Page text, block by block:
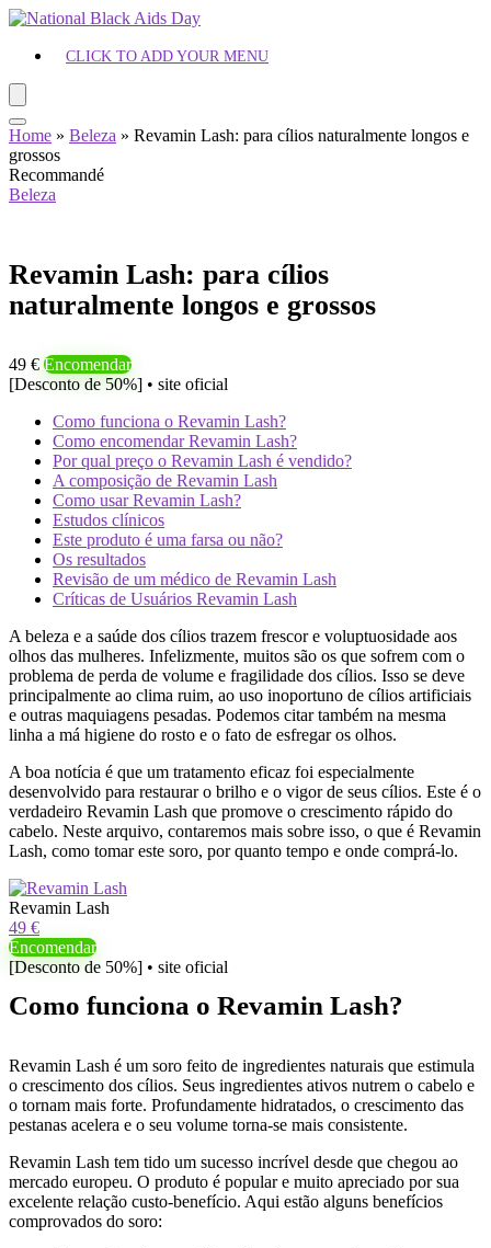
CLICK TO ADD YOUR MENU
Home » Beleza » Revamin Lash: para cílios naturalmente longos e
grossos
Recommandé
Beleza
Revamin Lash: para cílios
naturalmente longos e grossos
49 € Encomendar
[Desconto de 50%] • site oficial
Como funciona o Revamin Lash?
Como encomendar Revamin Lash?
Por qual preço o Revamin Lash é vendido?
A composição de Revamin Lash
Como usar Revamin Lash?
Estudos clínicos
Este produto é uma farsa ou não?
Os resultados
Revisão de um médico de Revamin Lash
Críticas de Usuários Revamin Lash
A beleza e a saúde dos cílios trazem frescor e voluptuosidade aos
olhos das mulheres. Infelizmente, muitos são os que sofrem com o
problema de perda de volume e fragilidade dos cílios. Isso se deve
principalmente ao clima ruim, ao uso inoportuno de cílios artificiais
e outras maquiagens pesadas. Podemos citar também na mesma
linha a má higiene do rosto e o fato de esfregar os olhos.
A boa notícia é que um tratamento eficaz foi especialmente
desenvolvido para restaurar o brilho e o vigor de seus cílios. Este é o
verdadeiro Revamin Lash que promove o crescimento rápido do
cabelo. Neste arquivo, contaremos mais sobre isso, o que é Revamin
Lash, como tomar este soro, por quanto tempo e onde comprá-lo.
Revamin Lash
49 €
Encomendar
[Desconto de 50%] • site oficial
Como funciona o Revamin Lash?
Revamin Lash é um soro feito de ingredientes naturais que estimula
o crescimento dos cílios. Seus ingredientes ativos nutrem o cabelo e
o tornam mais forte. Profundamente hidratados, o crescimento das
pestanas acelera e o seu volume torna-se mais consistente.
Revamin Lash tem tido um sucesso incrível desde que chegou ao
mercado europeu. O produto é popular e muito apreciado por sua
excelente relação custo-benefício. Aqui estão alguns benefícios
comprovados do soro: